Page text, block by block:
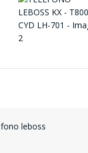
leboss